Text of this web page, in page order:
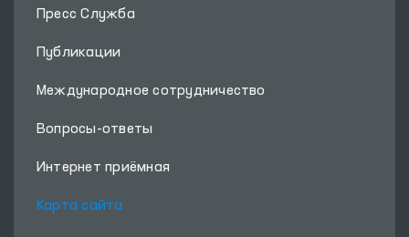
Пресс Служба
Публикации
Международное сотрудничество
Вопросы-ответы
Интернет приёмная
Карта сайта